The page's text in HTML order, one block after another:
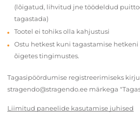
(lõigatud, lihvitud jne töödeldud
tagastada)
Tootel ei tohiks olla kahjustusi
Ostu hetkest kuni tagastamise
õigetes tingimustes.
Tagasipöördumise registreerimiseks
stragendo@stragendo.ee märkega
Liimitud paneelide kasutamise juhised